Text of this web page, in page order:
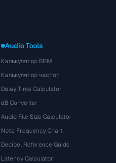
Audio Tools
Калькулятор BPM
Калькулятор частот
Delay Time Calculator
dB Converter
Audio File Size Calculator
Note Frequency Chart
Decibel Reference Guide
Latency Calculator